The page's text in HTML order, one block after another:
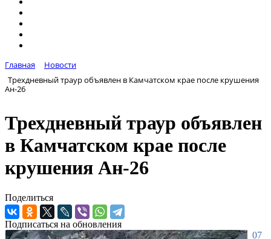
Главная
Новости
Трехдневный траур объявлен в Камчатском крае после крушения
Ан-26
Трехдневный траур объявлен
в Камчатском крае после
крушения Ан-26
Поделиться
Подписаться на обновления
07